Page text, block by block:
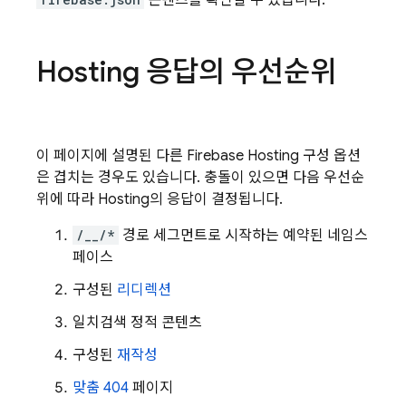
Hosting 응답의 우선순위
이 페이지에 설명된 다른 Firebase Hosting 구성 옵션
은 겹치는 경우도 있습니다. 충돌이 있으면 다음 우선순
위에 따라 Hosting의 응답이 결정됩니다.
/__/* 경로 세그먼트로 시작하는 예약된 네임스
페이스
구성된 리디렉션
일치검색 정적 콘텐츠
구성된 재작성
맞춤 404 페이지